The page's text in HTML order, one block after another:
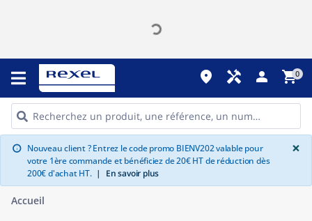
place handyman person shopping_cart0
info Nouveau client ? Entrez le code promo BIENV202 valable pour
votre 1ère commande et bénéficiez de 20€ HT de réduction dès
200€ d'achat HT. | En savoir plus
×
Accueil